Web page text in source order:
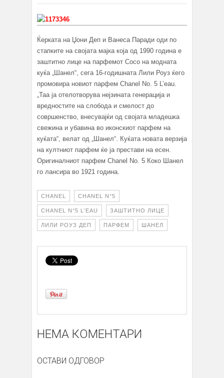
Ќерката на Џони Деп и Ванеса Паради оди по
стапките на својата мајка која од 1990 година е
заштитно лице на парфемот Coco на модната
куќа „Шанел“, сега 16-годишната Лили Роуз ќего
промовира новиот парфем Chanel No. 5 L’eau.
„Таа ја отелотворува нејзината генерација и
вредностите на слобода и смелост до
совршенство, внесувајќи од својата младешка
свежина и убавина во иконскиот парфем на
куќата“, велат од „Шанел“. Куќата новата верзија
на култниот парфем ќе ја престави на есен.
Оригиналниот парфем Chanel No. 5 Коко Шанел
го лансира во 1921 година.
CHANEL CHANEL N°5
CHANEL N°5 L'EAU ЗАШТИТНО ЛИЦЕ
ЛИЛИ РОУЗ ДЕП ПАРФЕМ ШАНЕЛ
НЕМА КОМЕНТАРИ
ОСТАВИ ОДГОВОР